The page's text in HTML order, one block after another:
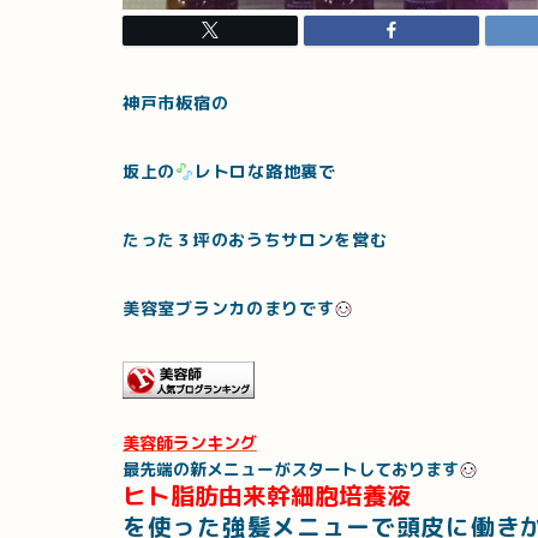
神戸市板宿の
坂上の レトロな路地裏で
たった３坪のおうちサロンを営む
美容室ブランカのまりです
美容師ランキング
最先端の新メニューがスタートしております
ヒト脂肪由来幹細胞培養液
を使った強髪メニューで頭皮に働き